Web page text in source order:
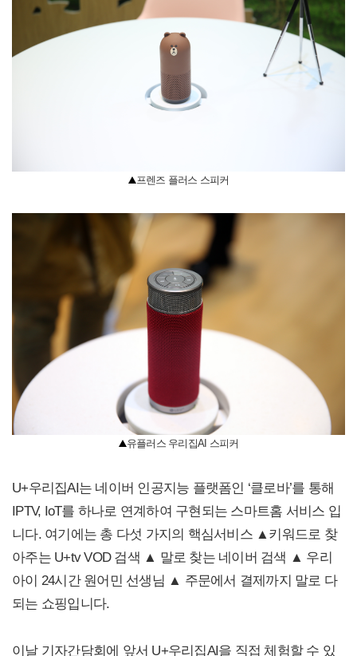
프렌즈 플러스 스피커
유플러스 우리집AI 스피커
U+우리집AI는 네이버 인공지능 플랫폼인 ‘클로바’를 통해
IPTV, IoT를 하나로 연계하여 구현되는 스마트홈 서비스 입
니다. 여기에는 총 다섯 가지의 핵심서비스 ▲키워드로 찾
아주는 U+tv VOD 검색 ▲ 말로 찾는 네이버 검색 ▲ 우리
아이 24시간 원어민 선생님 ▲ 주문에서 결제까지 말로 다
되는 쇼핑입니다.
이날 기자간담회에 앞서 U+우리집AI을 직접 체험할 수 있